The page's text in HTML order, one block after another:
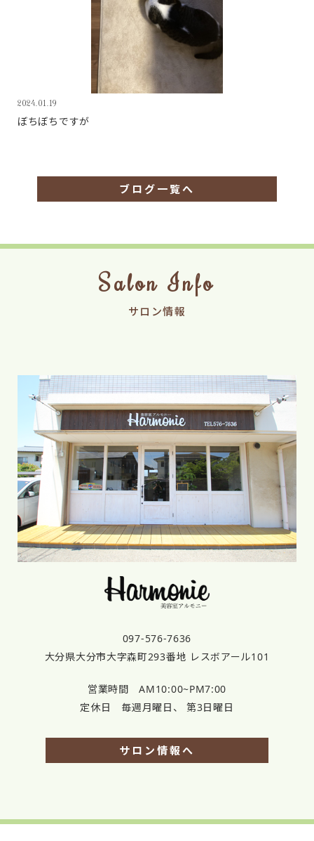
2024.01.19
ぼちぼちですが
ブログ一覧へ
Salon Info
サロン情報
097-576-7636
大分県大分市大字森町293番地 レスボアール101
営業時間 AM10:00~PM7:00
定休日 毎週月曜日、 第3日曜日
サロン情報へ